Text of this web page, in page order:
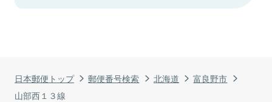
日本郵便トップ 郵便番号検索 北海道
富良野市
山部西１３線